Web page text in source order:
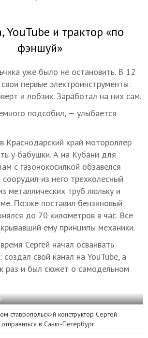
YouTube и трактор «по
фэншуй»
уже было не остановить. В 12
первые электроинструменты:
и лобзик. Заработал на них сам.
подсобил, — улыбается
Краснодарский край мотороллер
у бабушки. А на Кубани для
с газонокосилкой обзавелся
из него трехколесный
металлических труб люльку и
Позже поставил бензиновый
до 70 километров в час. Все
ему принципы механики.
Сергей начал осваивать
создал свой канал на YouTube, а
раз и был сюжет о самодельном
ставропольский конструктор Сергей
в Санкт-Петербург